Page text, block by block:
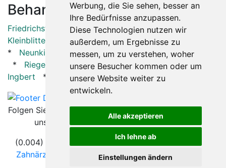
Werbung, die Sie sehen, besser an
Ihre Bedürfnisse anzupassen.
Diese Technologien nutzen wir
außerdem, um Ergebnisse zu
messen, um zu verstehen, woher
unsere Besucher kommen oder um
unsere Website weiter zu
entwickeln.
Alle akzeptieren
Ich lehne ab
Einstellungen ändern
Behandler in der Nähe:
Friedrichsthal *Großrosseln*Heusweiler*
Kleinblittersdorf *Mandelbachtal*Merchweiler
* Neunkirchen (Saar)*Püttlingen* Quierschied
* Riegelsberg *Spiesen-Elversberg*St.
Ingbert * Sulzbach/Saar* Völklingen
Folgen Sie
uns
(0.004) © 2004 - 2026 DEV AG |Zahnarztsuche
Zahnärzte in Städten
|Kontakt|Impressum